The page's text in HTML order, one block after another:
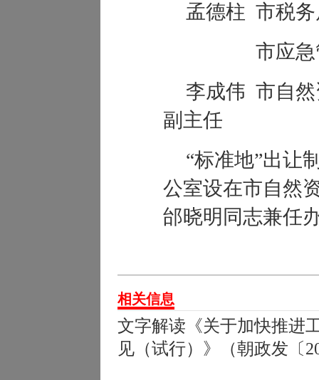
孟德柱 市税
市应
李成伟 市自
副主任
“标准地”出让
公室设在市自然
邰晓明同志兼任
相关信息
文字解读《关于加快推进
见（试行）》（朝政发〔